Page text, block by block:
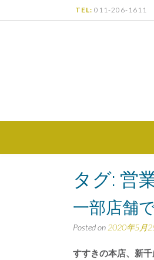
to
TEL: 011-206-1611
タグ: 営
一部店舗
Posted on 2020年5月
すすきの本店、新